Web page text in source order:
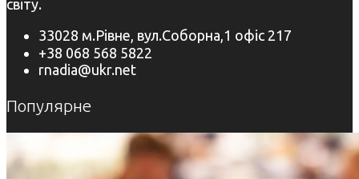
світу.
33028 м.Рівне, вул.Соборна,1 офіс 217
+38 068 568 5822
rnadia@ukr.net
Популярне